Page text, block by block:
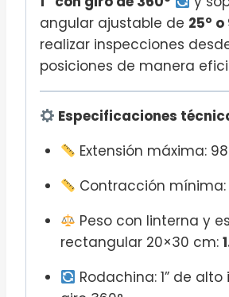
angular ajustable de 25° o
realizar inspecciones
posiciones de manera
Especificaciones
Extensión máxima:
Contracción
Peso con linterna y
rectangular 20×30 cm:
Rodachina: 1” de